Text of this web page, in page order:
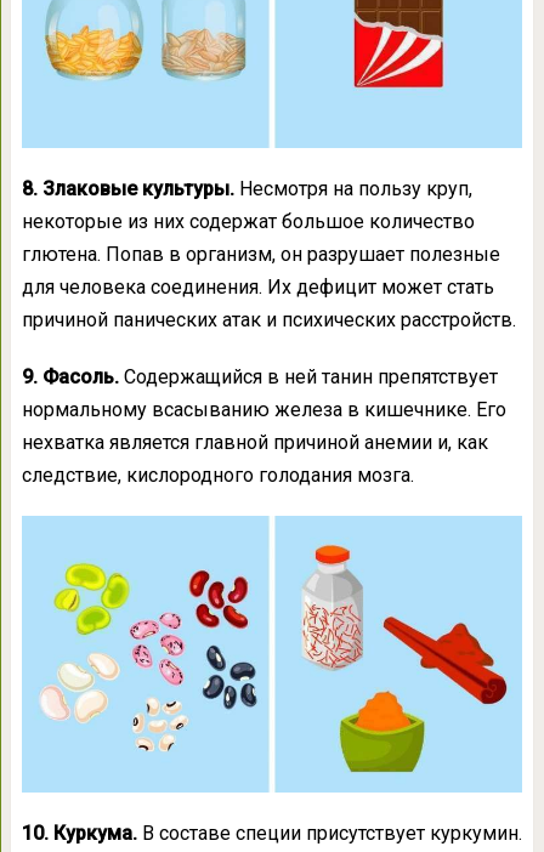
8. Злаковые культуры.Несмотря на пользу круп,
некоторые из них содержат большое количество
глютена. Попав в организм, он разрушает полезные
для человека соединения. Их дефицит может стать
причиной панических атак и психических расстройств.
9. Фасоль.Содержащийся в ней танин препятствует
нормальному всасыванию железа в кишечнике. Его
нехватка является главной причиной анемии и, как
следствие, кислородного голодания мозга.
10. Куркума.В составе специи присутствует куркумин.